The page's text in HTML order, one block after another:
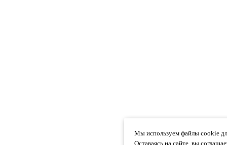
Мы используем файлы cookie
Оставаясь на сайте, вы